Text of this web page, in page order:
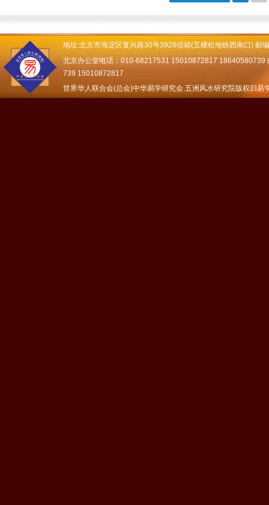
地址:北京市海淀区复兴路30号3928信箱(五棵松地铁西南口) 邮
北京办公室电话：010-68217531 15010872817
739 15010872817
世界华人联合会(总会)中华易学研究会.五洲风水研究院版权归易